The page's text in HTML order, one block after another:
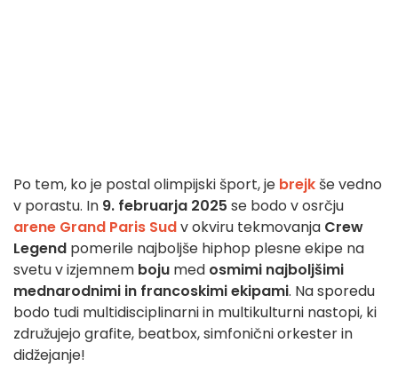
Po tem, ko je postal olimpijski šport, je brejk še vedno
v porastu. In 9. februarja 2025 se bodo v osrčju
arene Grand Paris Sudv okviru tekmovanja Crew
Legend pomerile najboljše hiphop plesne ekipe na
svetu v izjemnem boju med osmimi najboljšimi
mednarodnimi in francoskimi ekipami. Na sporedu
bodo tudi multidisciplinarni in multikulturni nastopi, ki
združujejo grafite, beatbox, simfonični orkester in
didžejanje!